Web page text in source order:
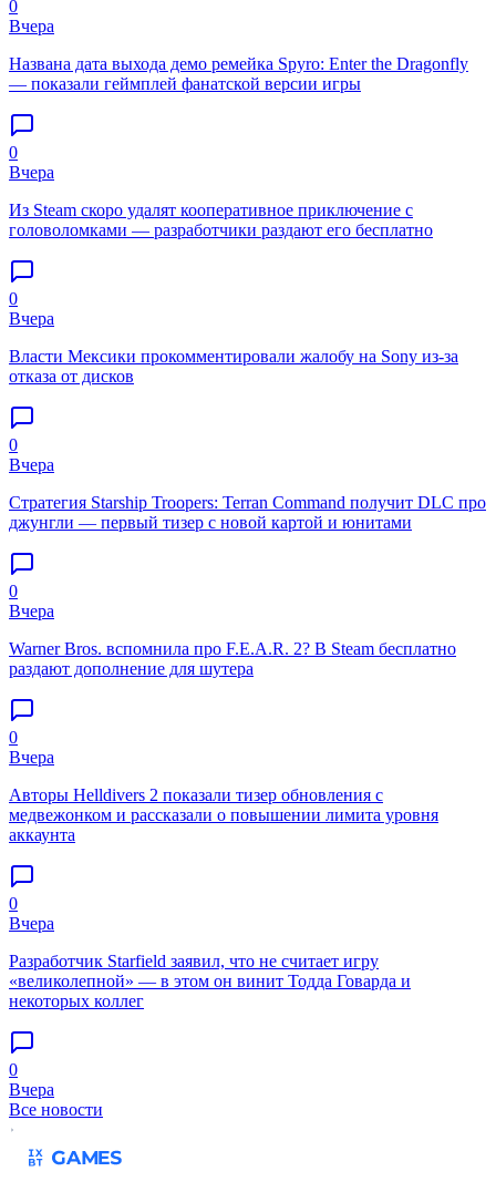
0
Вчера
Названа дата выхода демо ремейка Spyro: Enter the Dragonfly
— показали геймплей фанатской версии игры
0
Вчера
Из Steam скоро удалят кооперативное приключение с
головоломками — разработчики раздают его бесплатно
0
Вчера
Власти Мексики прокомментировали жалобу на Sony из-за
отказа от дисков
0
Вчера
Стратегия Starship Troopers: Terran Command получит DLC про
джунгли — первый тизер с новой картой и юнитами
0
Вчера
Warner Bros. вспомнила про F.E.A.R. 2? В Steam бесплатно
раздают дополнение для шутера
0
Вчера
Авторы Helldivers 2 показали тизер обновления с
медвежонком и рассказали о повышении лимита уровня
аккаунта
0
Вчера
Разработчик Starfield заявил, что не считает игру
«великолепной» — в этом он винит Тодда Говарда и
некоторых коллег
0
Вчера
Все новости